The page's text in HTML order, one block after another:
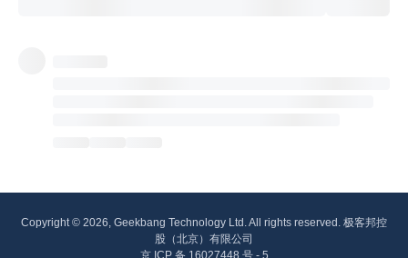
Copyright © 2026, Geekbang Technology Ltd. All rights reserved. 极客邦控
股（北京）有限公司
京 ICP 备 16027448 号 - 5